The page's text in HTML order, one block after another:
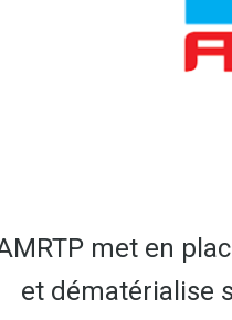
met en
et dématérialise